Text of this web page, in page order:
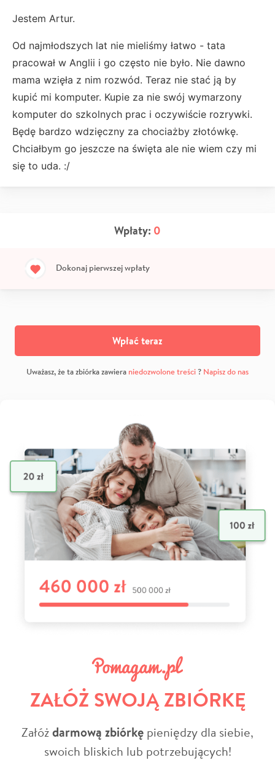
Jestem Artur.
Od najmłodszych lat nie mieliśmy łatwo - tata
pracował w Anglii i go często nie było. Nie dawno
mama wzięła z nim rozwód. Teraz nie stać ją by
kupić mi komputer. Kupie za nie swój wymarzony
komputer do szkolnych prac i oczywiście rozrywki.
Będę bardzo wdzięczny za chociażby złotówkę.
Chciałbym go jeszcze na święta ale nie wiem czy mi
się to uda. :/
Wpłaty: 0
Dokonaj pierwszej wpłaty
Wpłać teraz
Uważasz, że ta zbiórka zawiera niedozwolone treści? Napisz do nas
ZAŁÓŻ SWOJĄ ZBIÓRKĘ
Załóżdarmową zbiórkę pieniędzy dla siebie,
swoich bliskich lub potrzebujących!